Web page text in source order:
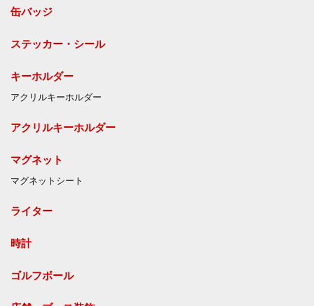
缶バッジ
ステッカー・シール
キーホルダー
アクリルキーホルダー
アクリルキーホルダー
マグネット
マグネットシート
ライター
時計
ゴルフボール